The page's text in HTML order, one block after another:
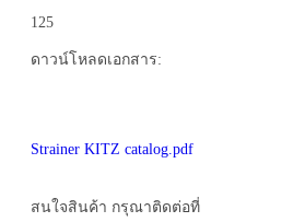
125
ดาวน์โหลดเอกสาร:
Strainer KITZ catalog.pdf
สนใจสินค้า กรุณาติดต่อที่